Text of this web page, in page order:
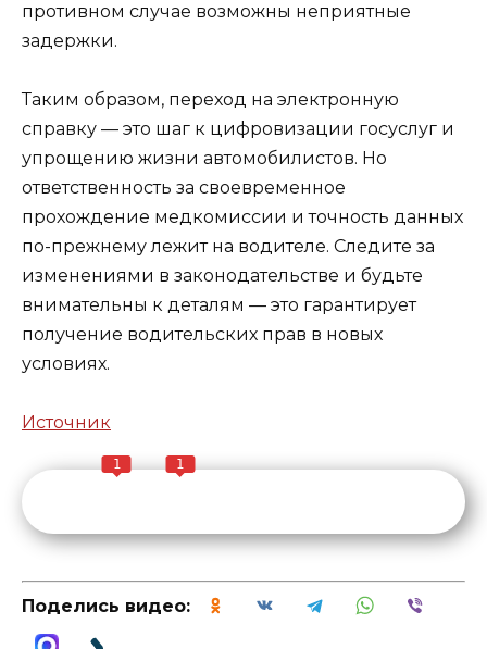
противном случае возможны неприятные
задержки.
Таким образом, переход на электронную
справку — это шаг к цифровизации госуслуг и
упрощению жизни автомобилистов. Но
ответственность за своевременное
прохождение медкомиссии и точность данных
по-прежнему лежит на водителе. Следите за
изменениями в законодательстве и будьте
внимательны к деталям — это гарантирует
получение водительских прав в новых
условиях.
Источник
1 1
Поделись видео: